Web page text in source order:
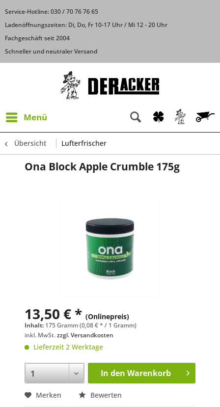
Service-Hotline: 030 / 70 76 76 65
Ladenöffnungszeiten: Di, Do, Fr 10-17 Uhr / Mi 12 - 20 Uhr
Fachgeschäft seit 2004
Schneller und neutraler Versand
Menü
Übersicht Lufterfrischer
Ona Block Apple Crumble 175g
13,50 € * (Onlinepreis)
Inhalt: 175 Gramm (0,08 € * / 1 Gramm)
inkl. MwSt.zzgl. Versandkosten
Lieferzeit 2 Werktage
In den Warenkorb
Merken Bewerten